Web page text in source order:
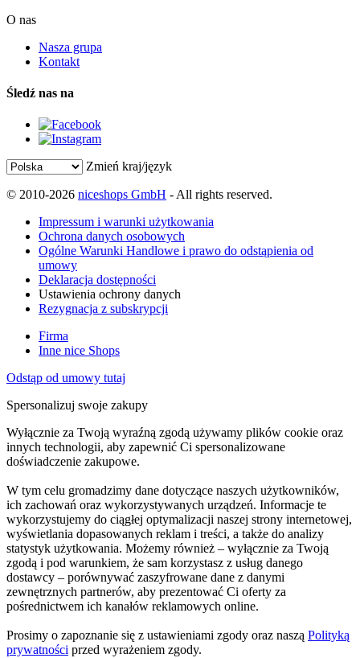
O nas
Nasza grupa
Kontakt
Śledź nas na
Zmień kraj/język
© 2010-2026 niceshops GmbH - All rights reserved.
Impressum i warunki użytkowania
Ochrona danych osobowych
Ogólne Warunki Handlowe i prawo do odstąpienia od
umowy
Deklaracja dostępności
Ustawienia ochrony danych
Rezygnacja z subskrypcji
Firma
Inne nice Shops
Odstąp od umowy tutaj
Spersonalizuj swoje zakupy
Wyłącznie za Twoją wyraźną zgodą używamy plików cookie oraz
innych technologii, aby zapewnić Ci spersonalizowane
doświadczenie zakupowe.
W tym celu gromadzimy dane dotyczące naszych użytkowników,
ich zachowań oraz wykorzystywanych urządzeń. Informacje te
wykorzystujemy do ciągłej optymalizacji naszej strony internetowej,
wyświetlania dopasowanych reklam i treści, a także do analizy
statystyk użytkowania. Możemy również – wyłącznie za Twoją
zgodą i pod warunkiem, że sam korzystasz z usług danego
dostawcy – porównywać zaszyfrowane dane z danymi
zewnętrznych partnerów, aby prezentować Ci oferty za
pośrednictwem ich kanałów reklamowych online.
Prosimy o zapoznanie się z ustawieniami zgody oraz naszą Polityką
prywatności przed wyrażeniem zgody.